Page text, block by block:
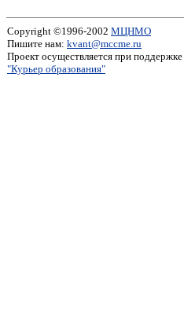
Copyright ©1996-2002 МЦНМО
Пишите нам: kvant@mccme.ru
Проект осуществляется при поддержке
"Курьер образования"